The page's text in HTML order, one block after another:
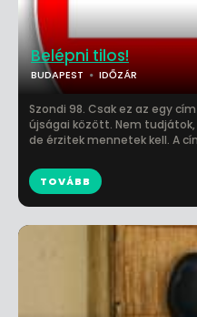
Belépni tilos!
BUDAPEST IDŐZÁR
Szondi 98. Csak ez az egy
újságai között. Nem
de érzitek mennetek kell. A
TOVÁBB